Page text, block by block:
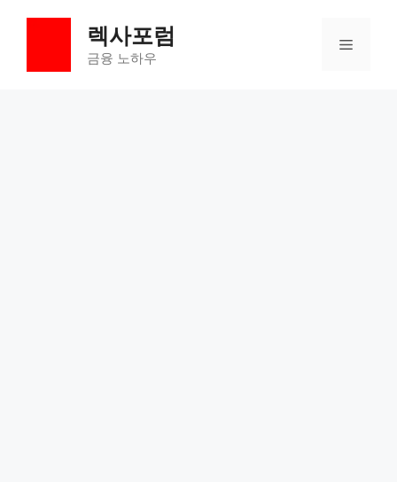
렉사포럼
금융 노하우
메